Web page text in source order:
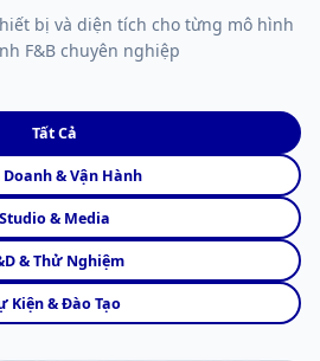
bị và diện tích cho từng mô hình
F&B chuyên nghiệp
Tất Cả
Doanh & Vận Hành
Studio & Media
& Thử Nghiệm
Kiện & Đào Tạo